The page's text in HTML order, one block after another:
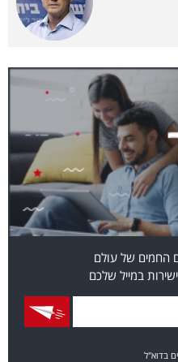
החמים של עולם
במייל שלכם
בדוא"ל